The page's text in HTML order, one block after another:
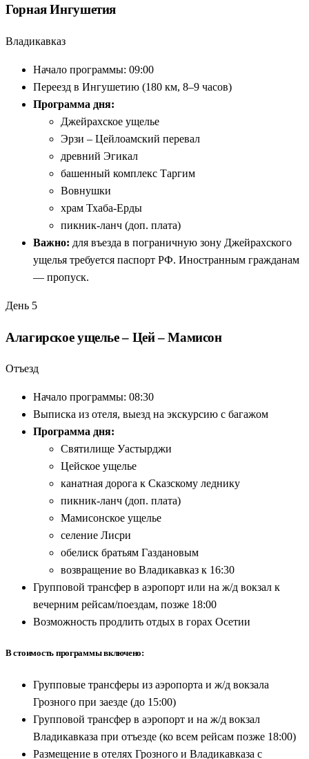
Горная Ингушетия
Владикавказ
Начало программы: 09:00
Переезд в Ингушетию (180 км, 8–9 часов)
Программа дня:
Джейрахское ущелье
Эрзи – Цейлоамский перевал
древний Эгикал
башенный комплекс Таргим
Вовнушки
храм Тхаба-Ерды
пикник-ланч (доп. плата)
Важно: для въезда в пограничную зону Джейрахского
ущелья требуется паспорт РФ. Иностранным гражданам
— пропуск.
День 5
Алагирское ущелье – Цей – Мамисон
Отъезд
Начало программы: 08:30
Выписка из отеля, выезд на экскурсию с багажом
Программа дня:
Святилище Уастырджи
Цейское ущелье
канатная дорога к Сказскому леднику
пикник-ланч (доп. плата)
Мамисонское ущелье
селение Лисри
обелиск братьям Газдановым
возвращение во Владикавказ к 16:30
Групповой трансфер в аэропорт или на ж/д вокзал к
вечерним рейсам/поездам, позже 18:00
Возможность продлить отдых в горах Осетии
В стоимость программы включено:
Групповые трансферы из аэропорта и ж/д вокзала
Грозного при заезде (до 15:00)
Групповой трансфер в аэропорт и на ж/д вокзал
Владикавказа при отъезде (ко всем рейсам позже 18:00)
Размещение в отелях Грозного и Владикавказа с